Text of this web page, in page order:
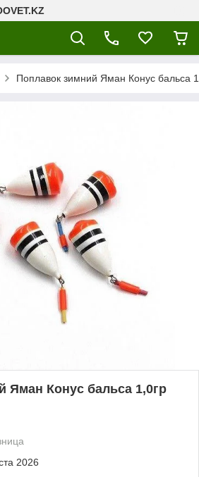
Поплавок зимний Яман Конус бальса
Яман Конус бальса 1,0гр
2026